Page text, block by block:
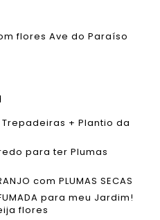
flores Ave do Paraíso
+ Plantio da
para ter Plumas
com PLUMAS SECAS
para meu Jardim!
flores